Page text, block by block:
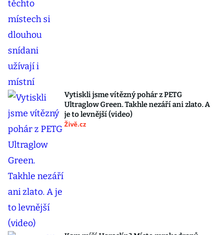
Vytiskli jsme vítězný pohár z PETG
Ultraglow Green. Takhle nezáří ani zlato. A
je to levnější (video)
Živě.cz